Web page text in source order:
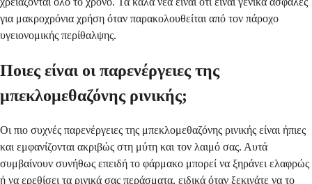
για μακροχρόνια χρήση όταν παρακολουθείται από τον πάροχο
υγειονομικής περίθαλψης.
Ποιες είναι οι παρενέργειες της
μπεκλομεθαζόνης ρινικής;
Οι πιο συχνές παρενέργειες της μπεκλομεθαζόνης ρινικής είναι ήπιες
και εμφανίζονται ακριβώς στη μύτη και τον λαιμό σας. Αυτά
συμβαίνουν συνήθως επειδή το φάρμακο μπορεί να ξηράνει ελαφρώς
ή να ερεθίσει τα ρινικά σας περάσματα, ειδικά όταν ξεκινάτε να το